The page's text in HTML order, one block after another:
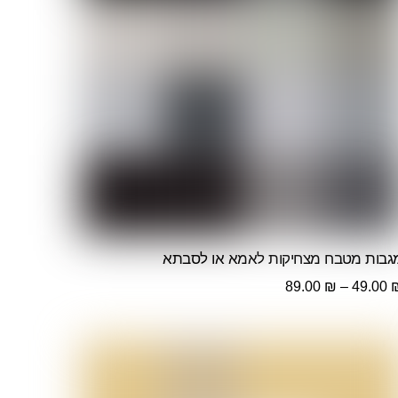
מטבח מצחיקות לאמא או לסבתא
49.00
–
89.00 ₪
טווח